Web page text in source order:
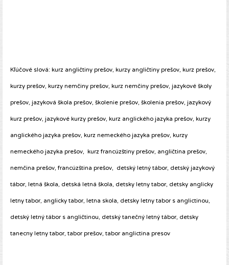
Kľúčové slová: kurz angličtiny prešov, kurzy angličtiny prešov, kurz prešov,
kurzy prešov, kurzy nemčiny prešov, kurz nemčiny prešov, jazykové školy
prešov, jazyková škola prešov, školenie prešov, školenia prešov, jazykový
kurz prešov, jazykové kurzy prešov, kurz anglického jazyka prešov, kurzy
anglického jazyka prešov, kurz nemeckého jazyka prešov, kurzy
nemeckého jazyka prešov, kurz francúzštiny prešov, angličtina prešov,
nemčina prešov, francúzština prešov, detský letný tábor, detský jazykový
tábor, letná škola, detská letná škola, detsky letny tabor, detsky anglicky
letny tabor, anglicky tabor, letna skola, detsky letny tabor s anglictinou,
detský letný tábor s angličtinou, detský tanečný letný tábor, detsky
tanecny letny tabor, tabor prešov, tabor anglictina presov